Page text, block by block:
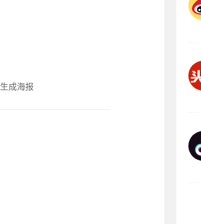
生成海报